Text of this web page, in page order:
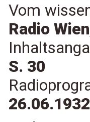
Vom
Radio
S. 30